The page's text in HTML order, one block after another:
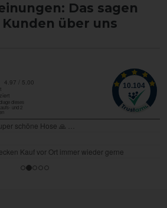
Das sagen
über uns